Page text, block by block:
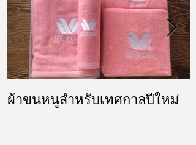
ผ้าขนหนูสำหรับเทศกาลปีใหม่